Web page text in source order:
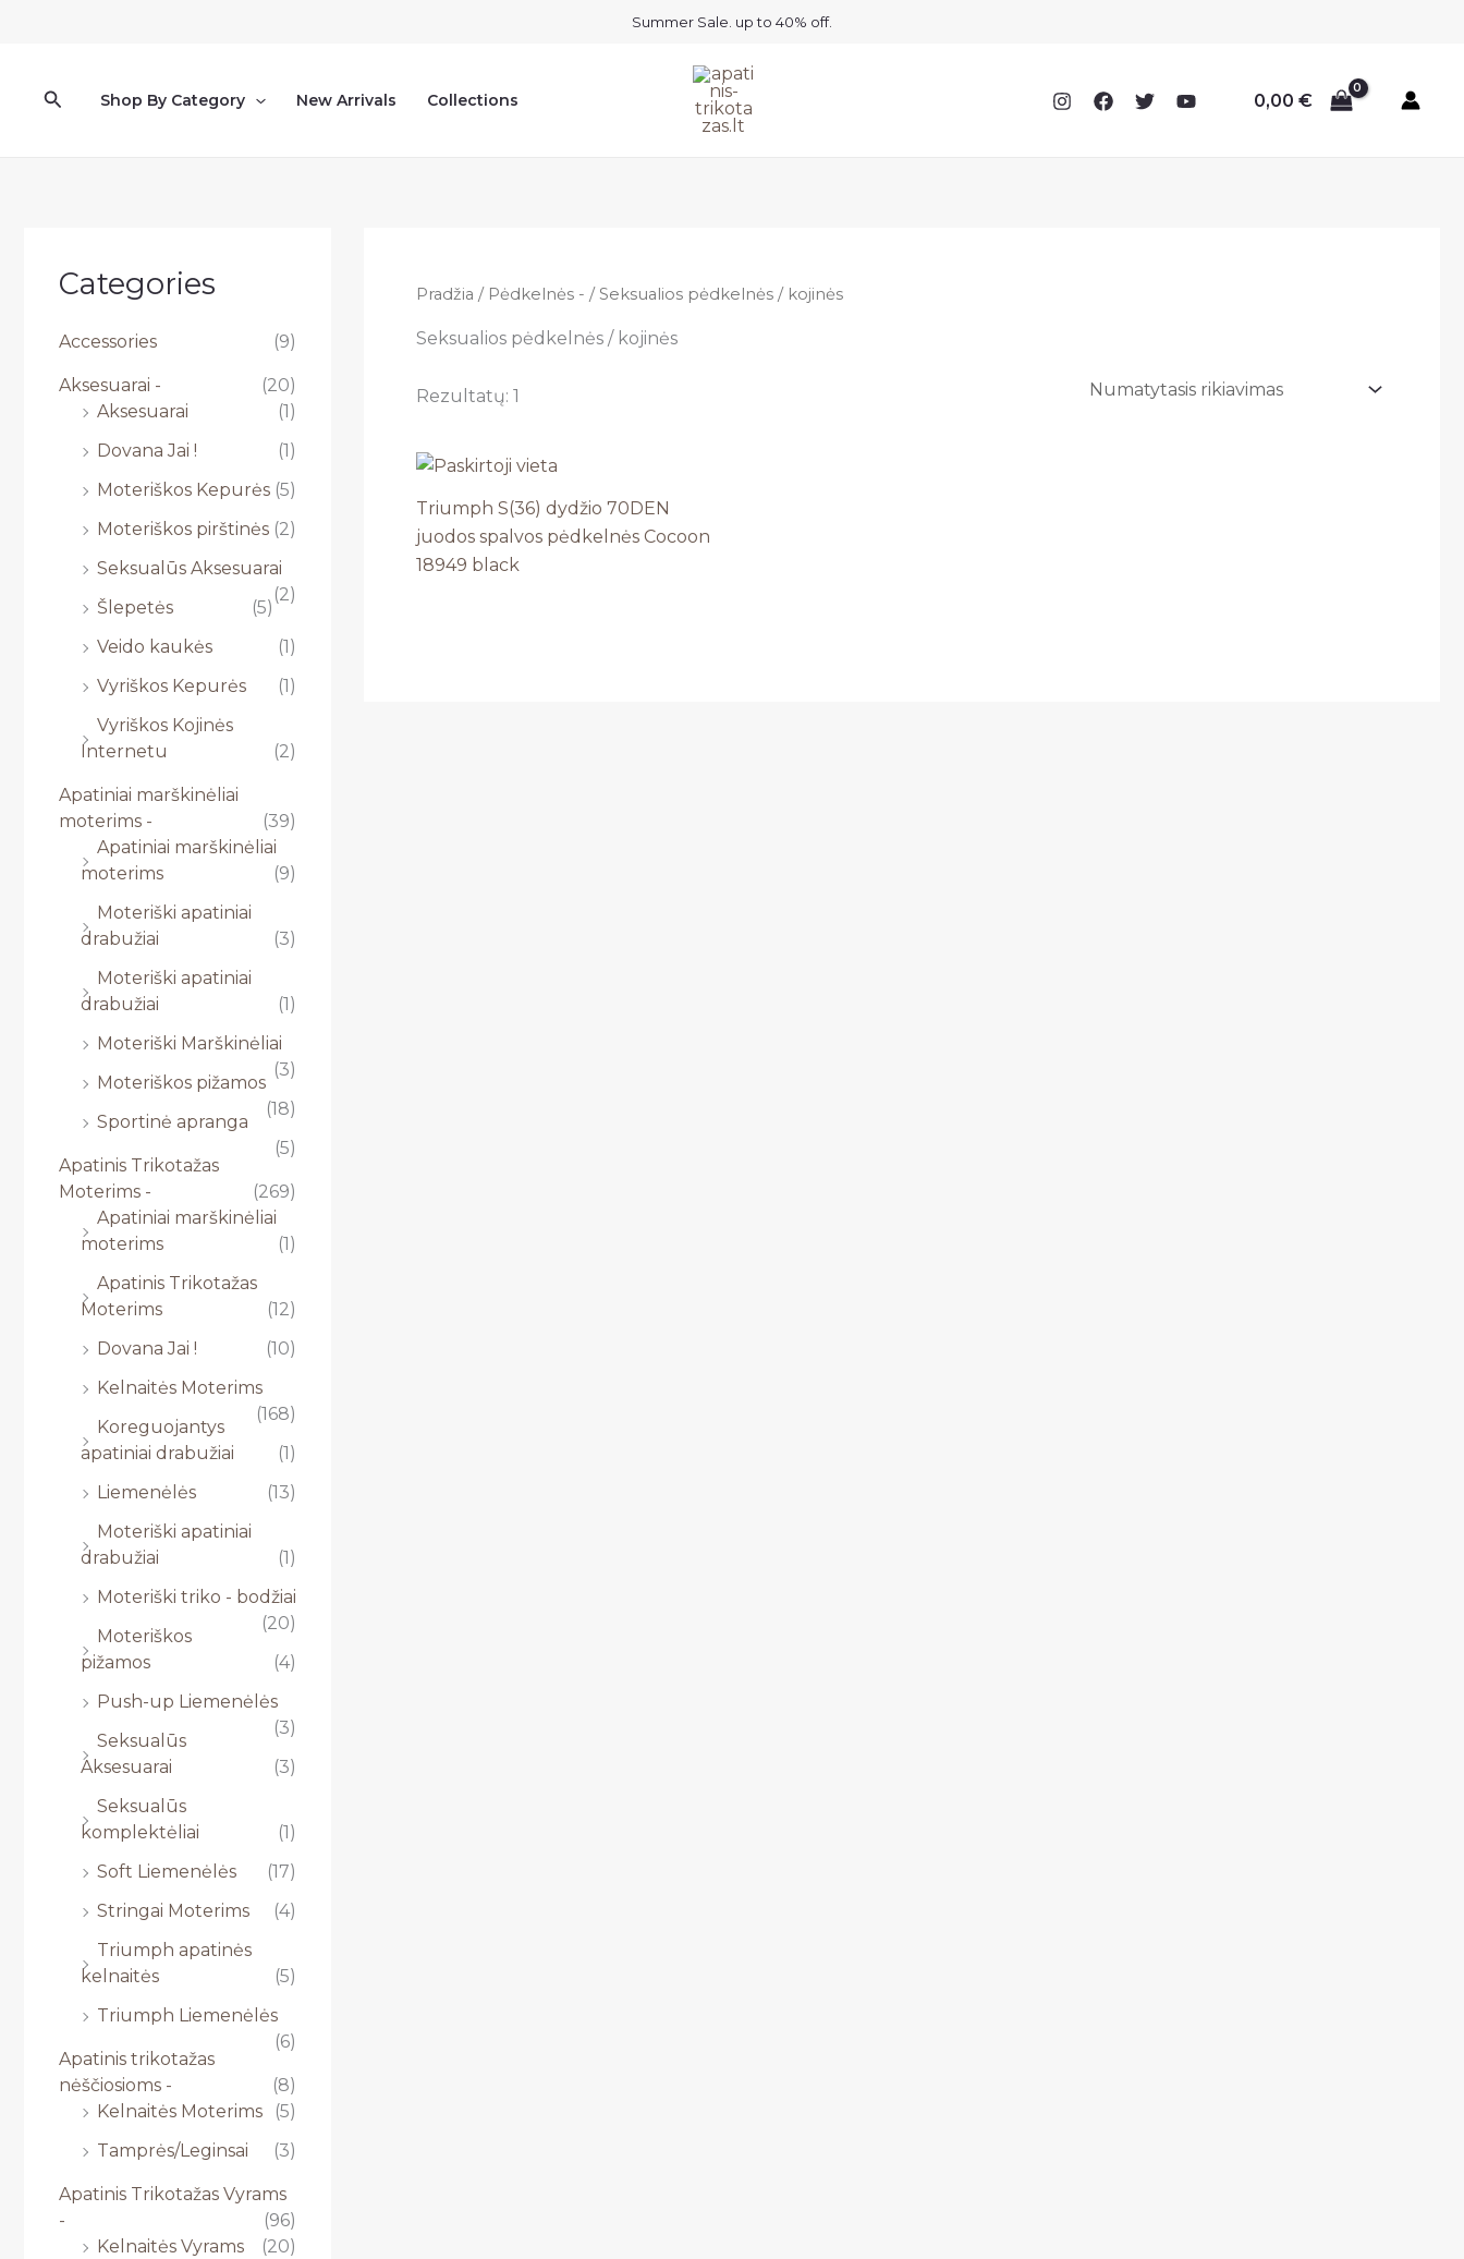
Summer Sale. up to 40% off.
PaieškaShop By Category New Arrivals Collections 0,00 €
Categories
Accessories (9)
Aksesuarai -
(20)
Aksesuarai
(1)
Dovana Jai !
(1)
Moteriškos Kepurės (5)
Moteriškos pirštinės (2)
Seksualūs Aksesuarai
(2)
Šlepetės
(5)
Veido kaukės
(1)
Vyriškos Kepurės
(1)
Vyriškos Kojinės
Internetu
(2)
Apatiniai marškinėliai
moterims -
(39)
Apatiniai marškinėliai
moterims
(9)
Moteriški apatiniai
drabužiai
(3)
Moteriški apatiniai
drabužiai
(1)
Moteriški Marškinėliai
(3)
Moteriškos pižamos
(18)
Sportinė apranga
(5)
Apatinis Trikotažas
Moterims -
(269)
Apatiniai marškinėliai
moterims
(1)
Apatinis Trikotažas
Moterims
(12)
Dovana Jai !
(10)
Kelnaitės Moterims
(168)
Koreguojantys
apatiniai drabužiai
(1)
Liemenėlės
(13)
Moteriški apatiniai
drabužiai
(1)
Moteriški triko - bodžiai
(20)
Moteriškos
pižamos
(4)
Push-up Liemenėlės
(3)
Seksualūs
Aksesuarai
(3)
Seksualūs
komplektėliai
(1)
Soft Liemenėlės
(17)
Stringai Moterims
(4)
Triumph apatinės
kelnaitės
(5)
Triumph Liemenėlės
(6)
Apatinis trikotažas
nėščiosioms -
(8)
Kelnaitės Moterims
(5)
Tamprės/Leginsai
(3)
Apatinis Trikotažas Vyrams
-
(96)
Kelnaitės Vyrams
(20)
Pradžia / Pėdkelnės - / Seksualios pėdkelnės / kojinės
Seksualios pėdkelnės / kojinės
Rezultatų: 1
Triumph S(36) dydžio 70DEN
juodos spalvos pėdkelnės Cocoon
18949 black